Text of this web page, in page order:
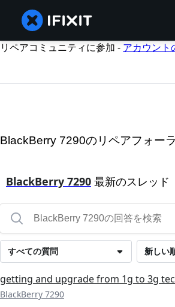
リペアコミュニティに参加 - アカウント
BlackBerry 7290のリペアフォー
BlackBerry 7290 最新のスレッド
新しい
すべての質問
getting and upgrade from 1g to 3g
BlackBerry 7290